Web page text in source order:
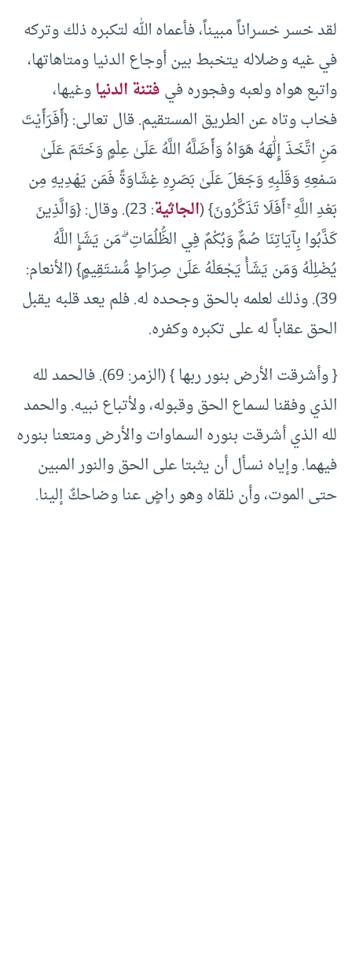
لقد خسر خسراناً مبيناً، فأعماه الله لتكبره ذلك وتركه
في غيه وضلاله يتخبط بين أوجاع الدنيا ومتاهاتها،
واتبع هواه ولعبه وفجوره فيفتنة الدنياوغيها،
فخاب وتاه عن الطريق المستقيم. قال تعالى: {أَفَرَأَيْتَ
مَنِ اتَّخَذَ إِلَٰهَهُ هَوَاهُ وَأَضَلَّهُ اللَّهُ عَلَىٰ عِلْمٍ وَخَتَمَ عَلَىٰ
سَمْعِهِ وَقَلْبِهِ وَجَعَلَ عَلَىٰ بَصَرِهِ غِشَاوَةً فَمَن يَهْدِيهِ مِن
بَعْدِ اللَّهِ ۚ أَفَلَا تَذَكَّرُونَ} (الجاثية
: 23). وقال: {وَالَّذِينَ
كَذَّبُوا بِآيَاتِنَا صُمٌّ وَبُكْمٌ فِي الظُّلُمَاتِ ۗ مَن يَشَإِ اللَّهُ
يُضْلِلْهُ وَمَن يَشَأْ يَجْعَلْهُ عَلَىٰ صِرَاطٍ مُّسْتَقِيمٍ} (الأنعام:
39). وذلك لعلمه بالحق وجحده له. فلم يعد قلبه يقبل
الحق عقاباً له على تكبره وكفره.
{ وأشرقت الأرض بنور ربها } (الزمر: 69). فالحمد لله
الذي وفقنا لسماع الحق وقبوله، ولأتباع نبيه. والحمد
لله الذي أشرقت بنوره السماوات والأرض ومتعنا بنوره
فيهما. وإياه نسأل أن يثبتا على الحق والنور المبين
حتى الموت، وأن نلقاه وهو راضٍ عنا وضاحكٌ إلينا.